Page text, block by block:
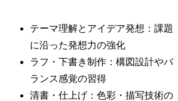
テーマ理解とアイデア発想：課題
に沿った発想力の強化
ラフ・下書き制作：構図設計やバ
ランス感覚の習得
清書・仕上げ：色彩・描写技術の